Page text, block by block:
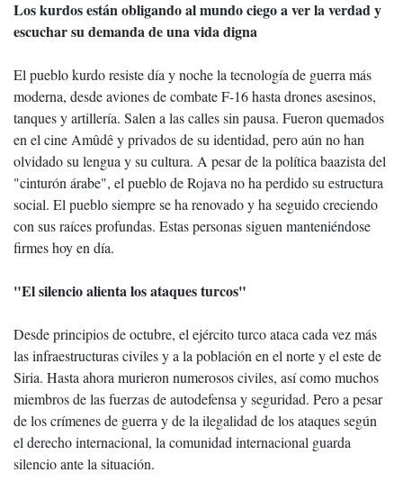
Los kurdos están obligando al mundo ciego a ver la verdad y
escuchar su demanda de una vida digna
El pueblo kurdo resiste día y noche la tecnología de guerra más
moderna, desde aviones de combate F-16 hasta drones asesinos,
tanques y artillería. Salen a las calles sin pausa. Fueron quemados
en el cine Amûdê y privados de su identidad, pero aún no han
olvidado su lengua y su cultura. A pesar de la política baazista del
"cinturón árabe", el pueblo de Rojava no ha perdido su estructura
social. El pueblo siempre se ha renovado y ha seguido creciendo
con sus raíces profundas. Estas personas siguen manteniéndose
firmes hoy en día.
"El silencio alienta los ataques turcos"
Desde principios de octubre, el ejército turco ataca cada vez más
las infraestructuras civiles y a la población en el norte y el este de
Siria. Hasta ahora murieron numerosos civiles, así como muchos
miembros de las fuerzas de autodefensa y seguridad. Pero a pesar
de los crímenes de guerra y de la ilegalidad de los ataques según
el derecho internacional, la comunidad internacional guarda
silencio ante la situación.